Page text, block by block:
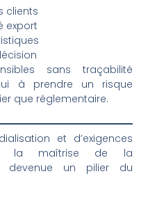
clients
export
sans traçabilité
à prendre un risque
que réglementaire.
et d’exigences
la maîtrise de la
devenue un pilier du